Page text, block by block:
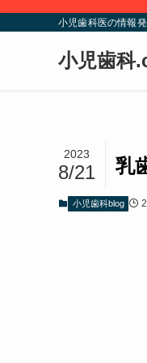
小児歯科医の情報
小児歯科
乳
2023
8/21
小児歯科blog